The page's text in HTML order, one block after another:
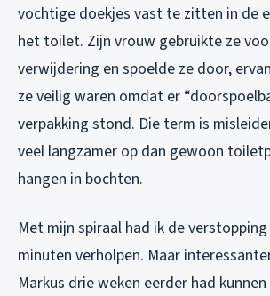
vochtige doekjes vast te zitten in de
het toilet. Zijn vrouw gebruikte ze
verwijdering en spoelde ze door,
ze veilig waren omdat er
verpakking stond. Die term is
veel langzamer op dan gewoon
hangen in bochten.
Met mijn spiraal had ik de
minuten verholpen. Maar
Markus drie weken eerder had